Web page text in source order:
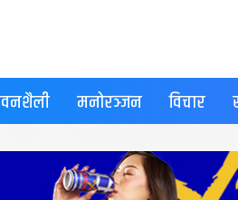
मनोरञ्जन विचार